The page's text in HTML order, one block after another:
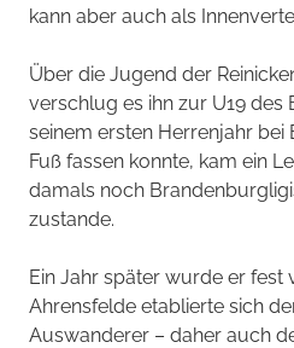
kann aber auch als
Über die Jugend der
verschlug es ihn zur U19 des
seinem ersten Herrenjahr
Fuß fassen konnte, kam ein
damals noch
zustande.
Ein Jahr später wurde er fest
Ahrensfelde etablierte sich
Auswanderer – daher auch